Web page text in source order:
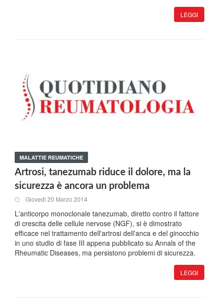
LEGGI
MALATTIE REUMATICHE
Artrosi, tanezumab riduce il dolore, ma la
sicurezza è ancora un problema
Giovedi 20 Marzo 2014
L'anticorpo monoclonale tanezumab, diretto contro il fattore
di crescita delle cellule nervose (NGF), si è dimostrato
efficace nel trattamento dell'artrosi dell'anca e del ginocchio
in uno studio di fase III appena pubblicato su Annals of the
Rheumatic Diseases, ma persistono problemi di sicurezza.
LEGGI